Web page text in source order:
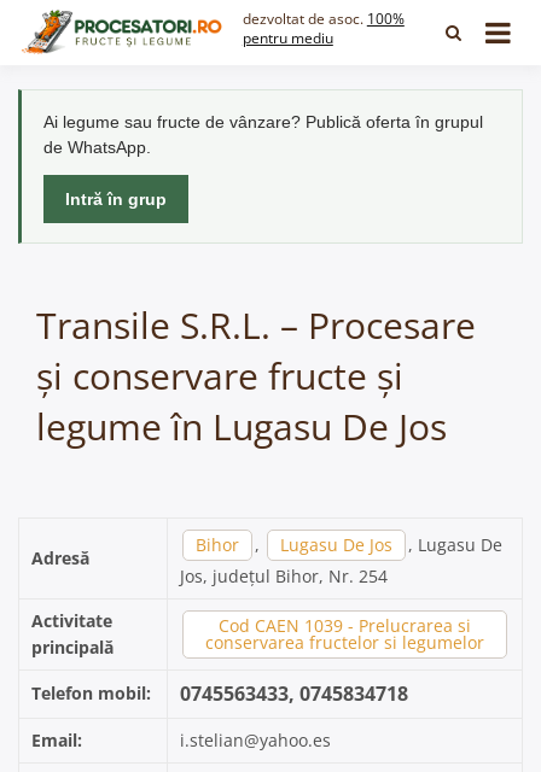
dezvoltat de asoc. 100%
pentru mediu
Ai legume sau fructe de vânzare? Publică oferta în grupul
de WhatsApp.
Intră în grup
Transile S.R.L. – Procesare
și conservare fructe și
legume în Lugasu De Jos
Adresă
Bihor , Lugasu De Jos
, Lugasu De
Jos, județul Bihor, Nr. 254
Activitate
principală
Cod CAEN 1039 - Prelucrarea si
conservarea fructelor si legumelor
Telefon mobil: 0745563433, 0745834718
Email:
i.stelian@yahoo.es